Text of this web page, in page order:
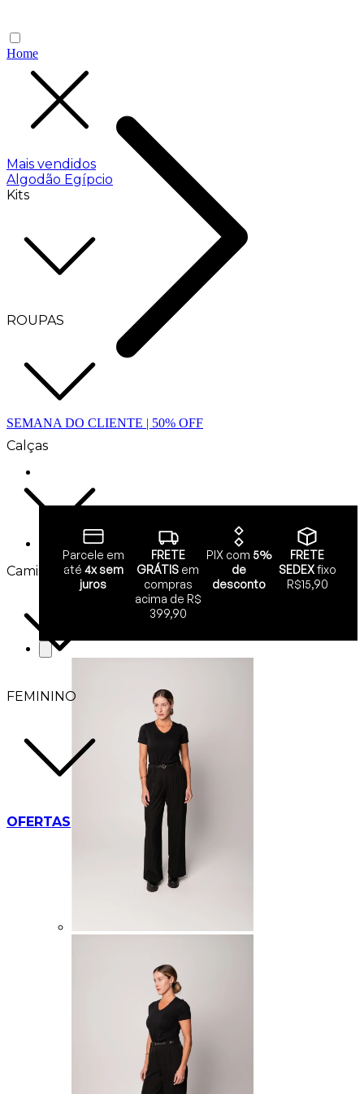
Mais vendidos
Algodão Egípcio
Kits
ROUPAS
Calças
Camisetas
FEMININO
OFERTAS
Home
SEMANA DO CLIENTE | 50% OFF
Parcele em
até 4x sem
juros
FRETE
GRÁTIS em
compras
acima de R$
399,90
PIX com 5%
de
desconto
FRETE
SEDEXfixo
R$15,90